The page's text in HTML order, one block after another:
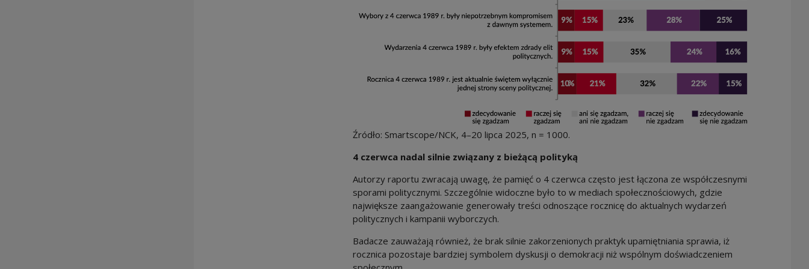
Źródło: Smartscope/NCK, 4–20 lipca 2025, n = 1000.
4 czerwca nadal silnie związany z bieżącą polityką
Autorzy raportu zwracają uwagę, że pamięć o 4 czerwca często jest łączona ze współczesnymi
sporami politycznymi. Szczególnie widoczne było to w mediach społecznościowych, gdzie
największe zaangażowanie generowały treści odnoszące rocznicę do aktualnych wydarzeń
politycznych i kampanii wyborczych.
Badacze zauważają również, że brak silnie zakorzenionych praktyk upamiętniania sprawia, iż
rocznica pozostaje bardziej symbolem dyskusji o demokracji niż wspólnym doświadczeniem